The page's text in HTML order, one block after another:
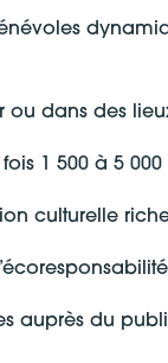
ou dans des
1 500 à 5
culturelle
auprès du